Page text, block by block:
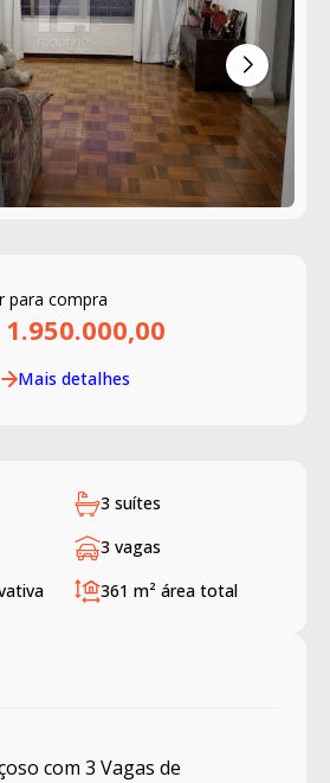
para compra
1.950.000,00
Mais detalhes
3 suítes
3 vagas
361 m² área total
com 3 Vagas de